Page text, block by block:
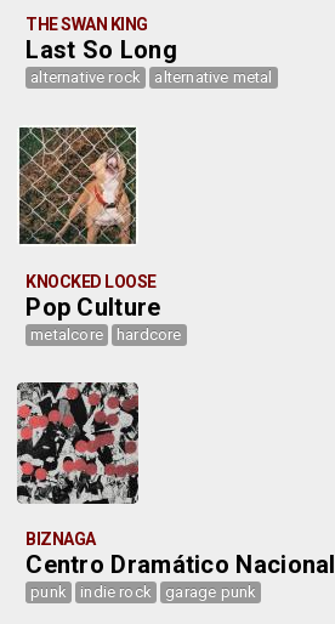
THE SWAN KING
Last So Long
alternative rock alternative metal
KNOCKED LOOSE
Pop Culture
metalcore hardcore
BIZNAGA
Centro Dramático Nacional
punk indie rock garage punk